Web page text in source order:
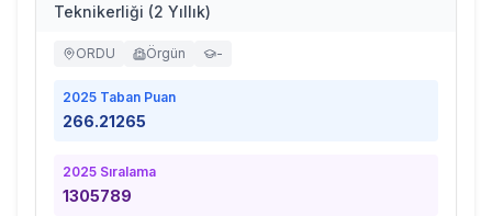
Teknikerliği (2 Yıllık)
ORDU Örgün -
2025 Taban Puan
266.21265
2025 Sıralama
1305789